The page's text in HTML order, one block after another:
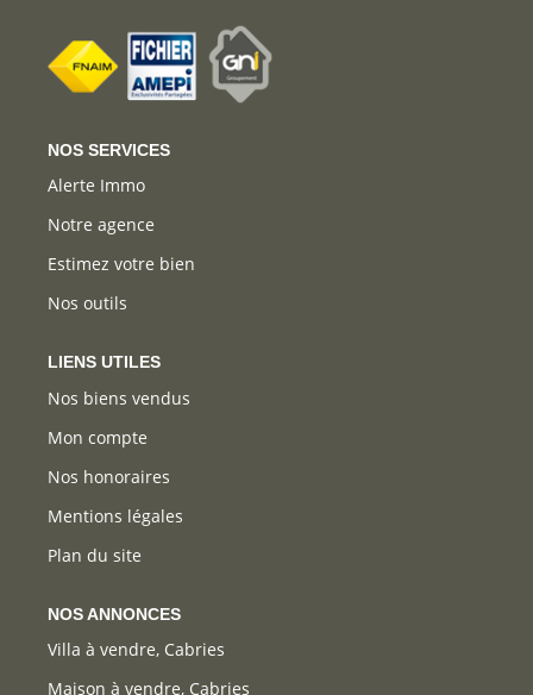
NOS SERVICES
Alerte Immo
Notre agence
Estimez votre bien
Nos outils
LIENS UTILES
Nos biens vendus
Mon compte
Nos honoraires
Mentions légales
Plan du site
NOS ANNONCES
Villa à vendre, Cabries
Maison à vendre, Cabries